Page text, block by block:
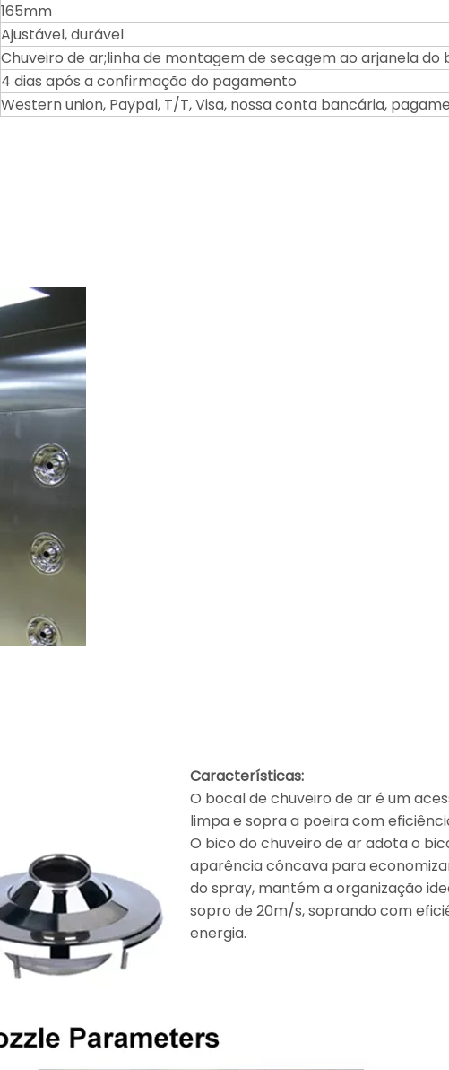
165mm
Ajustável, durável
Chuveiro de ar;linha de montagem de secagem ao arjanela do
4 dias após a confirmação do pagamento
Western union, Paypal, T/T, Visa, nossa conta bancária,
Características:
O bocal de chuveiro de ar é um
limpa e sopra a poeira com
O bico do chuveiro de ar adota o
aparência côncava para
do spray, mantém a organização
sopro de 20m/s, soprando com
energia.